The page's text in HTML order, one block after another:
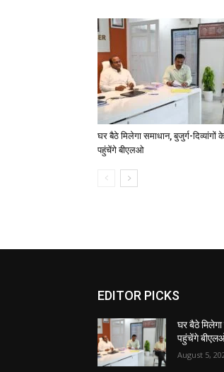
घर बैठे मिलेगा समाधान, बुजुर्ग-दिव्यांगों
पहुंचेंगे बीएलओ
EDITOR PICKS
घर बैठे मिलेगा
पहुंचेंगे
August 5,